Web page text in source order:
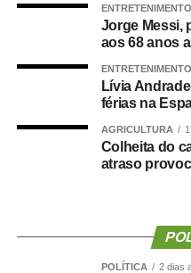
citação da Agência
COMENTE ABAIXO:
WhatsApp
ENTRETENIMENTO
Jorge Messi,
aos 68 anos
ENTRETENIMENTO
Lívia
férias na
AGRICULTURA
Colheita do
atraso
POLÍTICA 2 dias